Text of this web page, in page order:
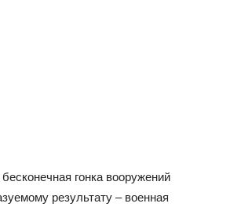
гонка вооружений
результату – военная